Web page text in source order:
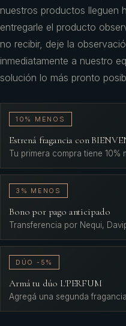
nuestros productos lleguen
entregarle el producto
no recibir, deje la
inmediatamente a nuestro
solución lo más pronto
10% MENOS
Estrená fragancia con
Tu primera compra tiene 10%
3% MENOS
Bono por pago anticipado
Transferencia por Nequi,
DÚO -5%
Armá tu dúo L'PERFUM
Agregá una segunda